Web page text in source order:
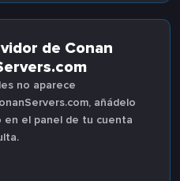
de Conan
no aparece
añádelo
en el panel de tu cuenta